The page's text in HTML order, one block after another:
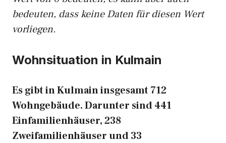
bedeuten, dass keine Daten für diesen Wert
vorliegen.
Wohnsituation in Kulmain
Es gibt in Kulmain insgesamt 712
Wohngebäude. Darunter sind 441
Einfamilienhäuser, 238
Zweifamilienhäuser und 33